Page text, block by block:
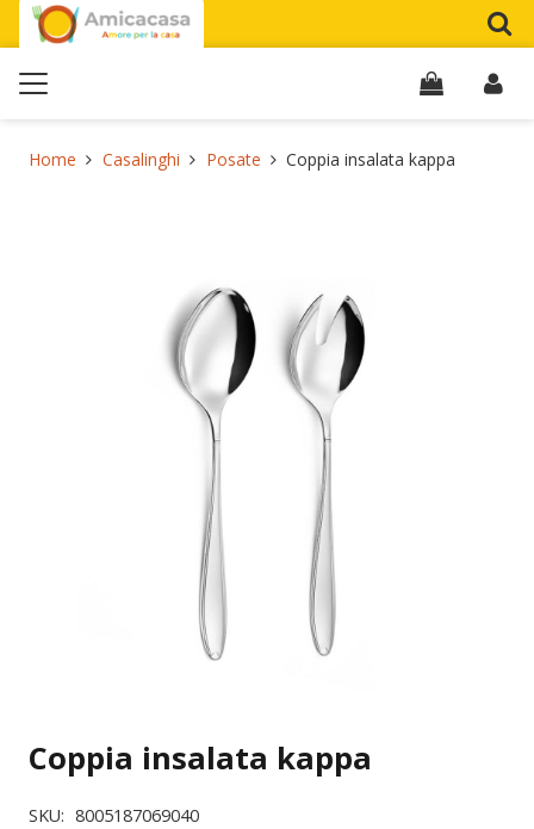
Home Casalinghi Posate Coppia insalata kappa
Coppia insalata kappa
SKU: 8005187069040